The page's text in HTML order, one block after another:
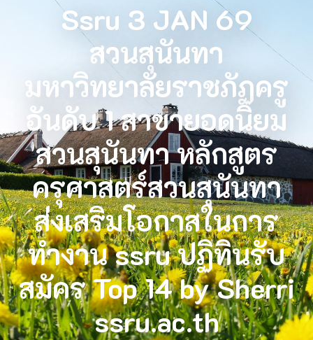
Ssru 3 JAN 69
สวนสุนันทา
มหาวิทยาลัยราชภัฏครู
อันดับ 1 สาขายอดนิยม
สวนสุนันทา หลักสูตร
ครุศาสตร์สวนสุนันทา
ส่งเสริมโอกาสในการ
ทำงาน ssru ปฏิทินรับ
สมัคร Top 14 by Sherri
ssru.ac.th